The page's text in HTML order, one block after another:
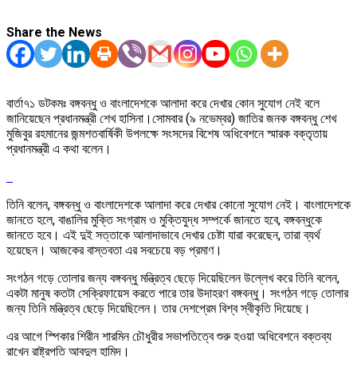
Share the News
বার্তা৭১ ডটকমঃ বঙ্গবন্ধু ও বাংলাদেশকে আলাদা করে দেখার কোন সুযোগ নেই বলে
জানিয়েছেন প্রধানমন্ত্রী শেখ হাসিনা।সোমবার (৯ নভেম্বর) জাতির জনক বঙ্গবন্ধু শেখ
মুজিবুর রহমানের জন্মশতবার্ষিকী উপলক্ষে সংসদের বিশেষ অধিবেশনে স্মারক বক্তৃতায়
প্রধানমন্ত্রী এ কথা বলেন।
তিনি বলেন, বঙ্গবন্ধু ও বাংলাদেশকে আলাদা করে দেখার কোনো সুযোগ নেই। বাংলাদেশকে
জানতে হলে, বাঙালির মুক্তি সংগ্রাম ও মুক্তিযুদ্ধ সম্পর্কে জানতে হবে, বঙ্গবন্ধুকে
জানতে হবে। এই দুই সত্তাকে আলাদাভাবে দেখার চেষ্টা যারা করেছেন, তারা ব্যর্থ
হয়েছেন। আজকের বাস্তবতা এর সবচেয়ে বড় প্রমাণ।
সংগঠন গড়ে তোলার জন্য বঙ্গবন্ধু মন্ত্রিত্ব ছেড়ে দিয়েছিলেন উল্লেখ করে তিনি বলেন,
একটা মানুষ কতটা সেক্রিফায়েস করতে পারে তার উদাহরণ বঙ্গবন্ধু। সংগঠন গড়ে তোলার
জন্য তিনি মন্ত্রিত্ব ছেড়ে দিয়েছিলেন। তার দেশপ্রেম বিশ্ব স্বীকৃতি দিয়েছে।
এর আগে স্পিকার শিরীন শারমিন চৌধুরীর সভাপতিত্বে শুরু হওয়া অধিবেশনে বক্তব্য
রাখেন রাষ্ট্রপতি আবদুল হামিদ।